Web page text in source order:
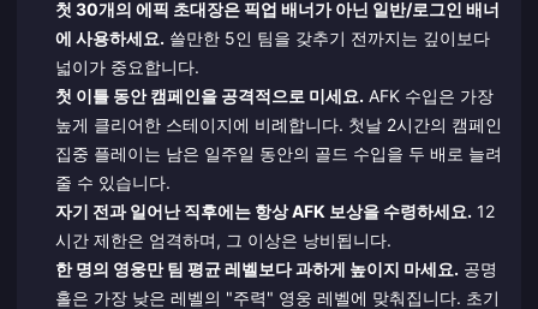
첫 30개의 에픽 초대장은 픽업 배너가 아닌 일반/로그인 배너
에 사용하세요. 쓸만한 5인 팀을 갖추기 전까지는 깊이보다
넓이가 중요합니다.
첫 이틀 동안 캠페인을 공격적으로 미세요. AFK 수입은 가장
높게 클리어한 스테이지에 비례합니다. 첫날 2시간의 캠페인
집중 플레이는 남은 일주일 동안의 골드 수입을 두 배로 늘려
줄 수 있습니다.
자기 전과 일어난 직후에는 항상 AFK 보상을 수령하세요. 12
시간 제한은 엄격하며, 그 이상은 낭비됩니다.
한 명의 영웅만 팀 평균 레벨보다 과하게 높이지 마세요. 공명
홀은 가장 낮은 레벨의 "주력" 영웅 레벨에 맞춰집니다. 초기